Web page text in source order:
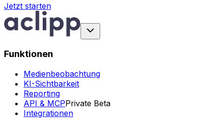
Jetzt starten
Funktionen
Medienbeobachtung
KI-Sichtbarkeit
Reporting
API & MCPPrivate Beta
Integrationen